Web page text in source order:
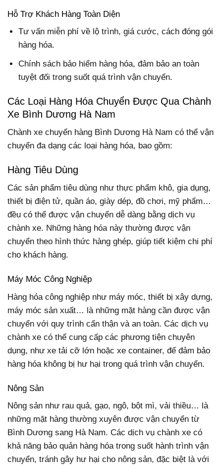
Hỗ Trợ Khách Hàng Toàn Diện
Tư vấn miễn phí về lộ trình, giá cước, cách đóng gói
hàng hóa.
Chính sách bảo hiểm hàng hóa, đảm bảo an toàn
tuyệt đối trong suốt quá trình vận chuyển.
Các Loại Hàng Hóa Chuyển Được Qua Chành
Xe Bình Dương Hà Nam
Chành xe chuyển hàng Bình Dương Hà Nam có thể vận
chuyển đa dạng các loại hàng hóa, bao gồm:
Hàng Tiêu Dùng
Các sản phẩm tiêu dùng như thực phẩm khô, gia dụng,
thiết bị điện tử, quần áo, giày dép, đồ chơi, mỹ phẩm…
đều có thể được vận chuyển dễ dàng bằng dịch vụ
chành xe. Những hàng hóa này thường được vận
chuyển theo hình thức hàng ghép, giúp tiết kiệm chi phí
cho khách hàng.
Máy Móc Công Nghiệp
Hàng hóa công nghiệp như máy móc, thiết bị xây dựng,
máy móc sản xuất… là những mặt hàng cần được vận
chuyển với quy trình cẩn thận và an toàn. Các dịch vụ
chành xe có thể cung cấp các phương tiện chuyên
dụng, như xe tải cỡ lớn hoặc xe container, để đảm bảo
hàng hóa không bị hư hại trong quá trình vận chuyển.
Nông Sản
Nông sản như rau quả, gạo, ngô, bột mì, vải thiều… là
những mặt hàng thường xuyên được vận chuyển từ
Bình Dương sang Hà Nam. Các dịch vụ chành xe có
khả năng bảo quản hàng hóa trong suốt hành trình vận
chuyển, tránh gây hư hại cho nông sản, đặc biệt là với